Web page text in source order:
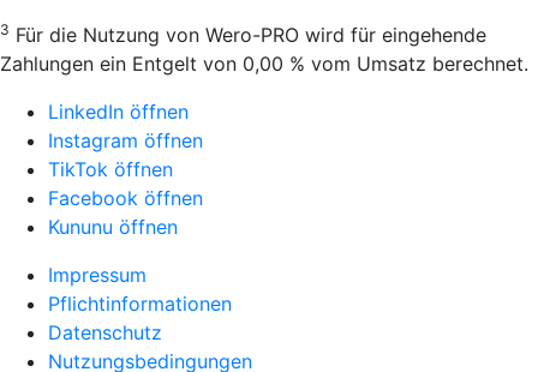
3 Für die Nutzung von Wero-PRO wird für eingehende
Zahlungen ein Entgelt von 0,00 % vom Umsatz berechnet.
LinkedIn öffnen
Instagram öffnen
TikTok öffnen
Facebook öffnen
Kununu öffnen
Impressum
Pflichtinformationen
Datenschutz
Nutzungsbedingungen